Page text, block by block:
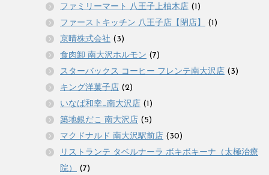
ファミリーマート 八王子上柚木店 (1)
ファーストキッチン 八王子店【閉店】
(1)
京晴株式会社 (3)
食肉卸 南大沢ホルモン (7)
スターバックス コーヒー フレンテ南大沢店 (3)
キング洋菓子店 (2)
いなば和幸_南大沢店 (1)
築地銀だこ 南大沢店 (5)
マクドナルド 南大沢駅前店 (30)
リストランテ タベルナーラ ボキボキーナ（太極治療
院）
(7)